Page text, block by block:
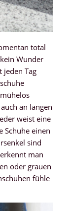
total
Wunder
jeden Tag
an langen
weist eine
Schuhe einen
sind
man
oder grauen
fühle